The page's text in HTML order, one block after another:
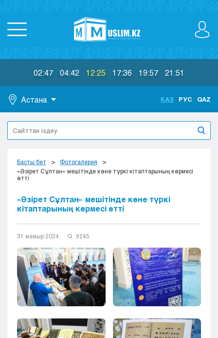
02:47 04:42 12:25 17:36 19:57 21:51
Астана
Астана
Алматы
Атырау
Жезказган
Кокшетау
Павлодар
Петропавловск
Семей
Талдыкорган
Тараз
Туркестан
Усть-Каменогорск
Шымкент
ҚАЗ РУС QAZ
Басты бет
Фотогалерея
«Әзірет Сұлтан» мешітінде көне түркі кітаптарының көрмесі
өтті
«Әзірет Сұлтан» мешітінде көне түркі
кітаптарының көрмесі өтті
31 мамыр 2024 9245